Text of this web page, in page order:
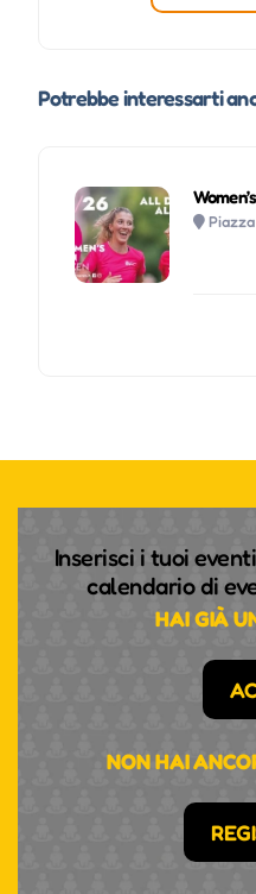
Potrebbe interessarti
Inserisci i tuoi
calendario di
HAI GIÀ
NON HAI